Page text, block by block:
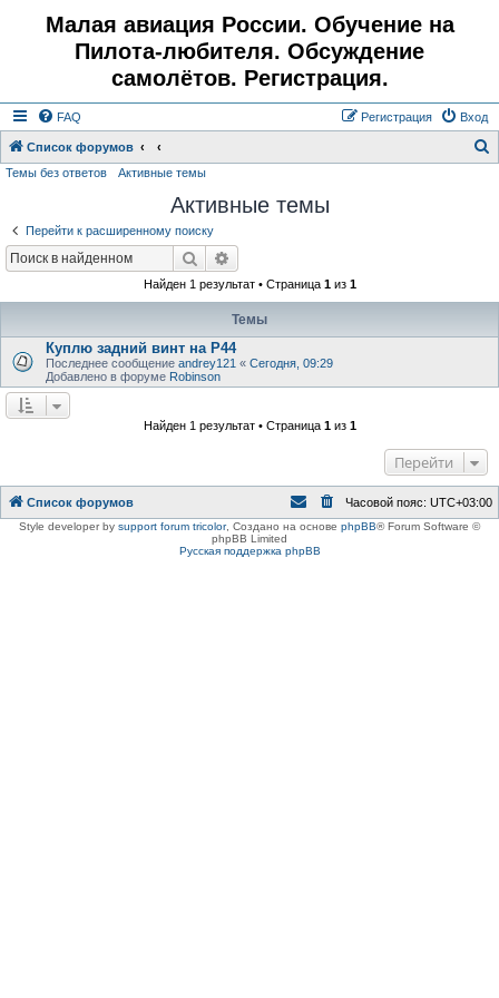
Малая авиация России. Обучение на
Пилота-любителя. Обсуждение
самолётов. Регистрация.
FAQ Вход
Регистрация
Список форумов
Темы без ответов Активные темы
Активные темы
Перейти к расширенному поиску
Поиск
Найден 1 результат • Страница 1из 1
Темы
Куплю задний винт на Р44
Последнее сообщение andrey121 « Сегодня, 09:29
Добавлено в форуме Robinson
Найден 1 результат • Страница 1из 1
Перейти
Список форумов Часовой пояс: UTC+03:00
Style developer by support forum tricolor, Создано на основе phpBB® Forum Software ©
phpBB Limited
Русская поддержка phpBB